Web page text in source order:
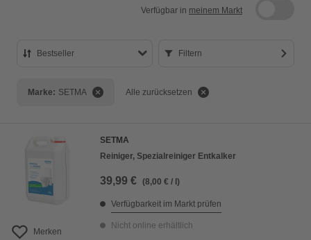
Verfügbar in meinem Markt
Bestseller Filtern
Marke: SETMA Alle zurücksetzen
Merken
SETMA
Reiniger, Spezialreiniger Entkalker
39,99 € (8,00 € / l)
Verfügbarkeit im Markt prüfen
Nicht online erhältlich